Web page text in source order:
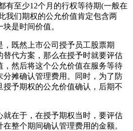
有至少12个月的行权等待期(一般在
我们期权的公允价值肯定包含两
是时间价值。
既然上市公司授予员工股票期
替代方案，那么在授予时就要评估
，然后将这个公允价值在服务等待
分摊确认管理费用。同时，为了防
授予期权的公允价值确认，后期不
在于，在授予期权当时，要评估
整个期间确认管理费用的金额。